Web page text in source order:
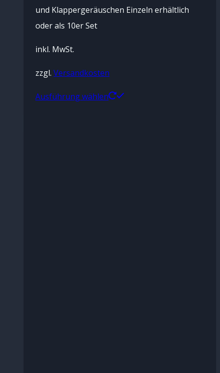
und Klappergeräuschen Einzeln erhältlich
oder als 10er Set
inkl. MwSt.
zzgl. Versandkosten
Ausführung wählen
Dieses